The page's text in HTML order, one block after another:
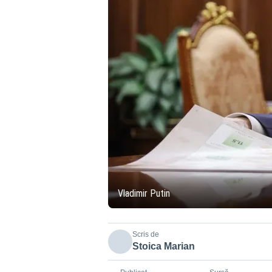
Vladimir Putin
Scris de
Stoica Marian